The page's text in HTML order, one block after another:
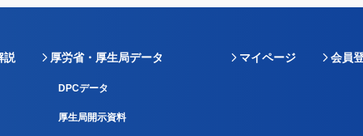
説 厚労省・厚生局データ
DPCデータ
厚生局開示資料
マイページ 会員